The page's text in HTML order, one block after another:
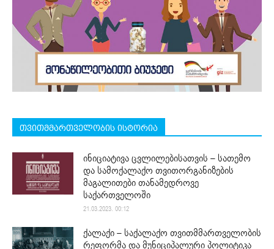
თვითმმართველობის ისტორია
ინიციატივა ცვლილებისათვის – სათემო
და სამოქალაქო თვითორგანიზების
მაგალითები თანამედროვე
საქართველოში
21.03.2023. 00:12
ქალაქი – საქალაქო თვითმმართველობის
რეფორმა და მუნიციპალური პოლიტიკა